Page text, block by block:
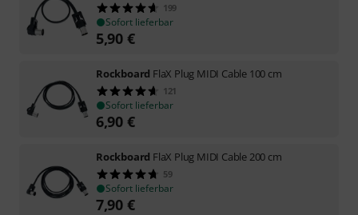
199
Sofort lieferbar
5,90 €
Rockboard FlaX Plug MIDI Cable 100 cm
121
Sofort lieferbar
6,90 €
Rockboard FlaX Plug MIDI Cable 200 cm
59
Sofort lieferbar
7,90 €